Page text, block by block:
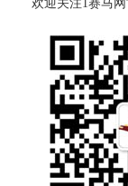
欢迎关注1赛马